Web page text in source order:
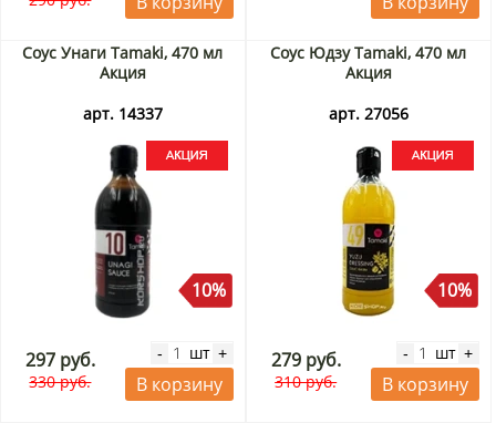
Соус Унаги Tamaki, 470 мл
Акция
арт. 14337
10%
297 руб.
330 руб.
- шт +
В корзину
Соус Юдзу Tamaki, 470 мл
Акция
арт. 27056
10%
279 руб.
310 руб.
- шт +
В корзину